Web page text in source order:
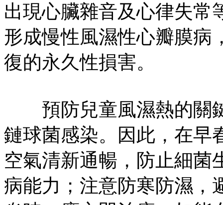
出現心臟雜音及心律失常
形成慢性風濕性心瓣膜病
復的永久性損害。
預防兒童風濕熱的關
鏈球菌感染。因此，在早
空氣清新通暢，防止細菌
病能力；注意防寒防濕，